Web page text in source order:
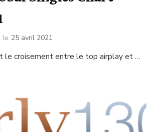
le 25 avril 2021
le croisement entre le top airplay et …